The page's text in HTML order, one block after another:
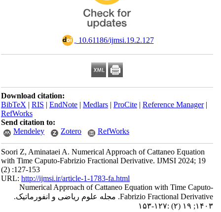
‎ 10.61186/ijmsi.19.2.127
Download citation:
BibTeX|RIS|EndNote|Medlars|ProCite|Reference Manager
RefWorks
Send citation to:
Mendeley
Zotero RefWorks
Soori Z, Aminataei A. Numerical Approach of Cattaneo Equation
with Time Caputo-Fabrizio Fractional Derivative. IJMSI 2024; 19
(2) :127-153
URL:http://ijmsi.ir/article-1-1783-fa.html
Numerical Approach of Cattaneo Equation with Time Caputo-
Fabrizio Fractional Derivative. مجله علوم ریاضی و انفورماتیک.
۱۴۰۳; ۱۹ (۲) :۱۲۷-۱۵۳